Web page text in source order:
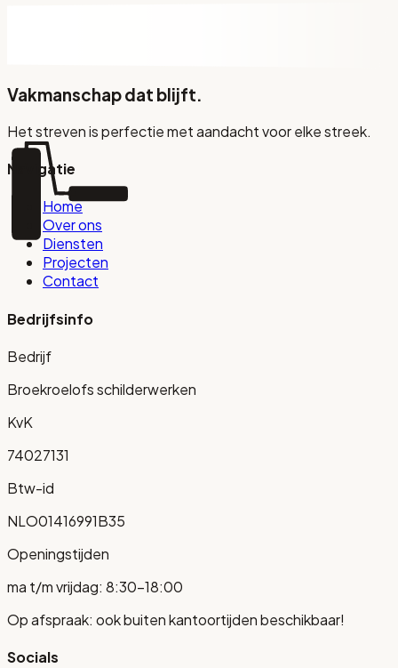
Vakmanschap dat blijft.
Het streven is perfectie met aandacht voor elke streek.
Navigatie
Home
Over ons
Diensten
Projecten
Contact
Bedrijfsinfo
Bedrijf
Broekroelofs schilderwerken
KvK
74027131
Btw-id
NLO01416991B35
Openingstijden
ma t/m vrijdag: 8:30-18:00
Op afspraak: ook buiten kantoortijden beschikbaar!
Socials